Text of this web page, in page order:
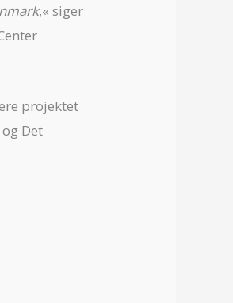
,« siger
projektet
Det